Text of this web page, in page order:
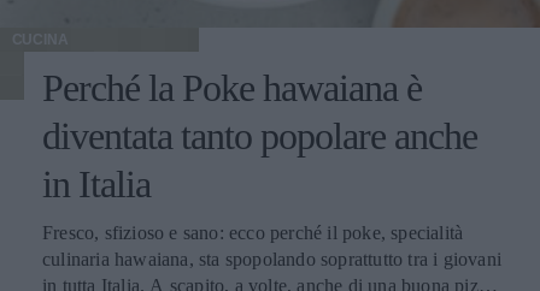
CUCINA
Perché la Poke hawaiana è
diventata tanto popolare anche
in Italia
Fresco, sfizioso e sano: ecco perché il poke, specialità
culinaria hawaiana, sta spopolando soprattutto tra i giovani
in tutta Italia. A scapito, a volte, anche di una buona pizza.